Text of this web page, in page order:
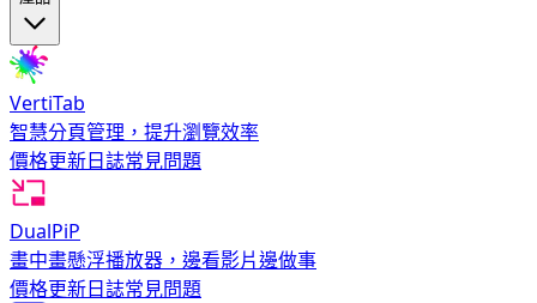
VertiTab
智慧分頁管理，提升瀏覽效率
價格更新日誌常見問題
DualPiP
畫中畫懸浮播放器，邊看影片邊做事
價格更新日誌常見問題